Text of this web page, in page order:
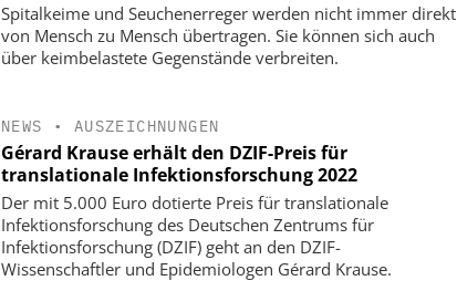
Spitalkeime und Seuchenerreger werden nicht immer direkt
von Mensch zu Mensch übertragen. Sie können sich auch
über keimbelastete Gegenstände verbreiten.
NEWS • AUSZEICHNUNGEN
Gérard Krause erhält den DZIF-Preis für
translationale Infektionsforschung 2022
Der mit 5.000 Euro dotierte Preis für translationale
Infektionsforschung des Deutschen Zentrums für
Infektionsforschung (DZIF) geht an den DZIF-
Wissenschaftler und Epidemiologen Gérard Krause.